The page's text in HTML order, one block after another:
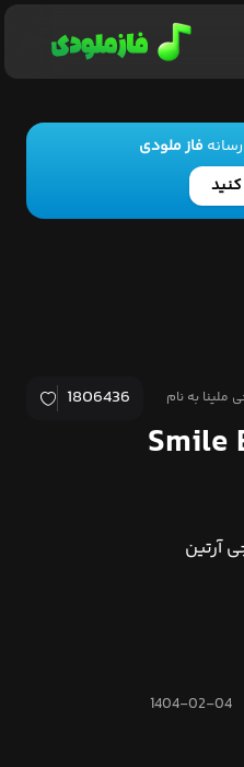
فاز ملودی
به نام
1806436
آرتین
1404-02-04